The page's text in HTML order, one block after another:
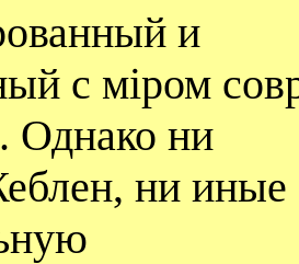
и
с мiром
Однако ни
ни иные